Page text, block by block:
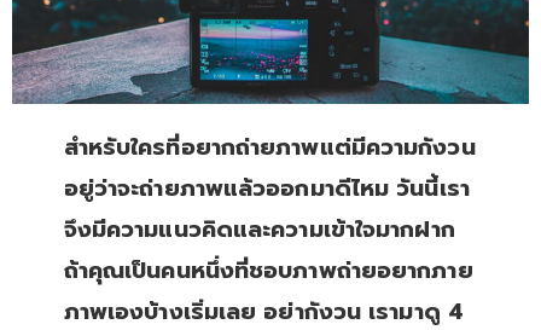
สำหรับใครที่อยากถ่ายภาพแต่มีความกังวน
อยู่ว่าจะถ่ายภาพแล้วออกมาดีไหม วันนี้เรา
จึงมีความแนวคิดและความเข้าใจมากฝาก
ถ้าคุณเป็นคนหนึ่งที่ชอบภาพถ่ายอยากภาย
ภาพเองบ้างเริ่มเลย อย่ากังวน เรามาดู 4